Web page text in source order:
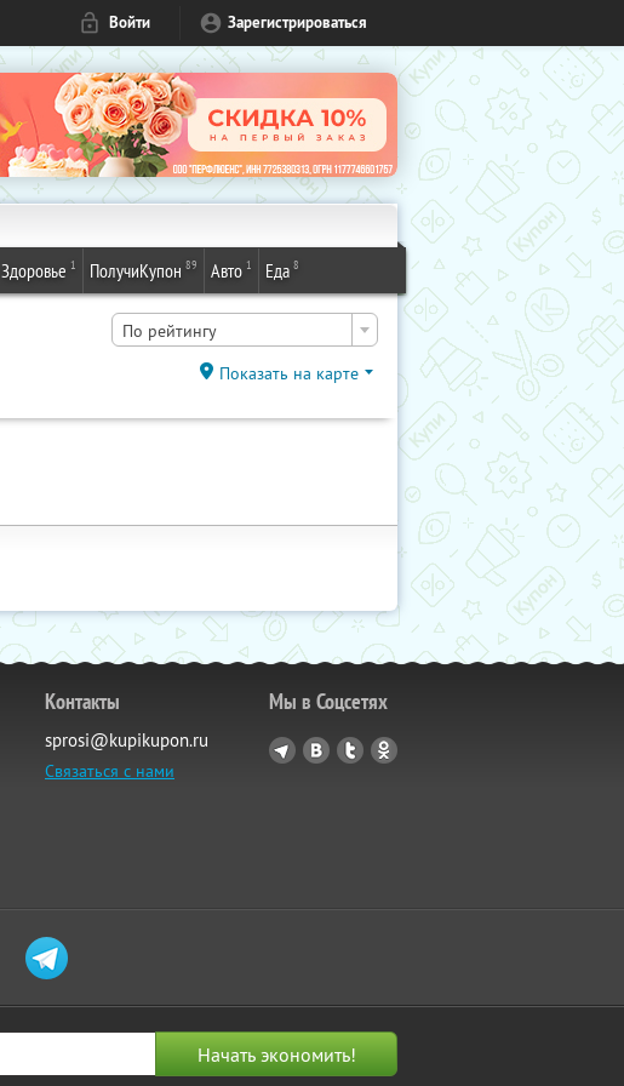
Войти Зарегистрироваться
Здоровье 1 ПолучиКупон 89 Авто 1 Еда 8
По рейтингу
Показать на карте
Контакты
sprosi@kupikupon.ru
Связаться с нами
Мы в Соцсетях